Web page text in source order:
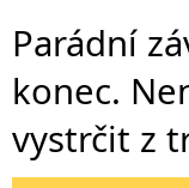
Parádní
konec.
vystrčit z